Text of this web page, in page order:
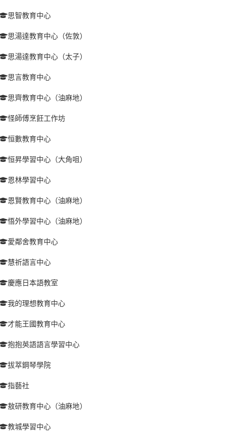
思智教育中心
思湯達教育中心（佐敦）
思湯達教育中心（太子）
思言教育中心
思齊教育中心（油麻地）
怪師傅烹飪工作坊
恒數教育中心
恒昇學習中心（大角咀）
恩林學習中心
恩賢教育中心（油麻地）
悟外學習中心（油麻地）
愛鄰舍教育中心
慧祈語言中心
慶應日本語教室
我的理想教育中心
才能王國教育中心
抱抱英語語言學習中心
拔萃鋼琴學院
指藝社
敖研教育中心（油麻地）
教城學習中心